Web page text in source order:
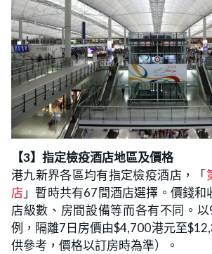
【3】指定檢疫酒店地區及價格
港九新界各區均有指定檢疫酒店，「
店 」暫時共有67間酒店選擇。價錢和
店級數、房間設備等而各有不同。
例，隔離7日房價由$4,700港元至
供參考，價格以訂房時為準）。